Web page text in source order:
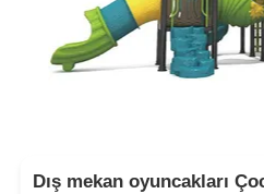
Dış mekan oyuncakları